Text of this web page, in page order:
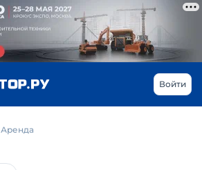
Войти
Аренда